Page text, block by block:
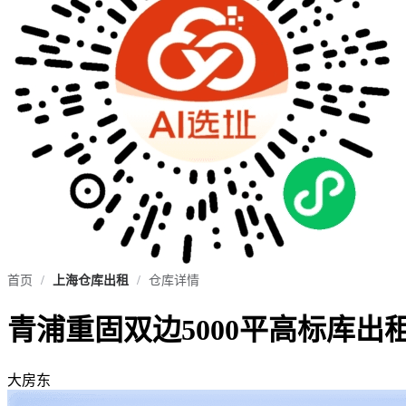
首页 / 上海仓库出租 / 仓库详情
青浦重固双边5000平高标库出
大房东